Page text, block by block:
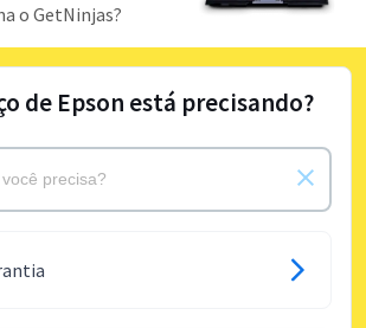
o GetNinjas?
de Epson está precisando?